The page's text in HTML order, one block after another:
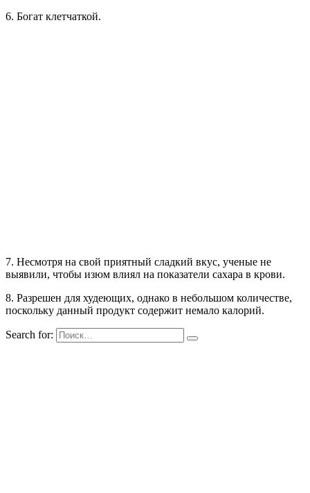
6. Богат клетчаткой.
7. Несмотря на свой приятный сладкий вкус, ученые не
выявили, чтобы изюм влиял на показатели сахара в крови.
8. Разрешен для худеющих, однако в небольшом количестве,
поскольку данный продукт содержит немало калорий.
Search for: